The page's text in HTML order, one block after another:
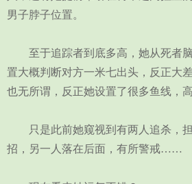
男子脖子位置。
至于追踪者到底多高，她从死者脑
置大概判断对方一米七出头，反正大
也无所谓，反正她设置了很多鱼线，高
只是此前她窥视到有两人追杀，担
招，另一人落在后面，有所警戒……